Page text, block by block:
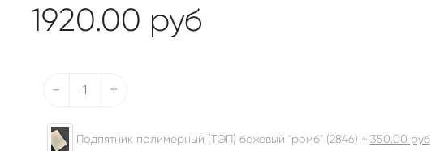
1920.00 руб
- +
Подпятник полимерный (ТЭП) бежевый "ромб" (2846) + 350.00 руб